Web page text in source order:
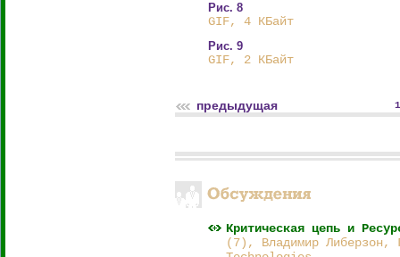
Рис. 8
GIF, 4 КБайт
Рис. 9
GIF, 2 КБайт
предыдущая 1
Критическая цепь и
(7), Владимир Либерзон,